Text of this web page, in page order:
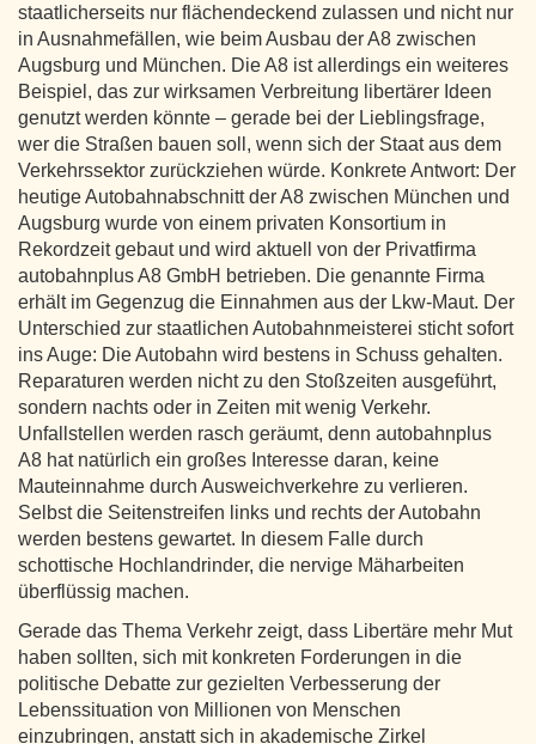
staatlicherseits nur flächendeckend zulassen und nicht nur
in Ausnahmefällen, wie beim Ausbau der A8 zwischen
Augsburg und München. Die A8 ist allerdings ein weiteres
Beispiel, das zur wirksamen Verbreitung libertärer Ideen
genutzt werden könnte – gerade bei der Lieblingsfrage,
wer die Straßen bauen soll, wenn sich der Staat aus dem
Verkehrssektor zurückziehen würde. Konkrete Antwort: Der
heutige Autobahnabschnitt der A8 zwischen München und
Augsburg wurde von einem privaten Konsortium in
Rekordzeit gebaut und wird aktuell von der Privatfirma
autobahnplus A8 GmbH betrieben. Die genannte Firma
erhält im Gegenzug die Einnahmen aus der Lkw-Maut. Der
Unterschied zur staatlichen Autobahnmeisterei sticht sofort
ins Auge: Die Autobahn wird bestens in Schuss gehalten.
Reparaturen werden nicht zu den Stoßzeiten ausgeführt,
sondern nachts oder in Zeiten mit wenig Verkehr.
Unfallstellen werden rasch geräumt, denn autobahnplus
A8 hat natürlich ein großes Interesse daran, keine
Mauteinnahme durch Ausweichverkehre zu verlieren.
Selbst die Seitenstreifen links und rechts der Autobahn
werden bestens gewartet. In diesem Falle durch
schottische Hochlandrinder, die nervige Mäharbeiten
überflüssig machen.
Gerade das Thema Verkehr zeigt, dass Libertäre mehr Mut
haben sollten, sich mit konkreten Forderungen in die
politische Debatte zur gezielten Verbesserung der
Lebenssituation von Millionen von Menschen
einzubringen, anstatt sich in akademische Zirkel